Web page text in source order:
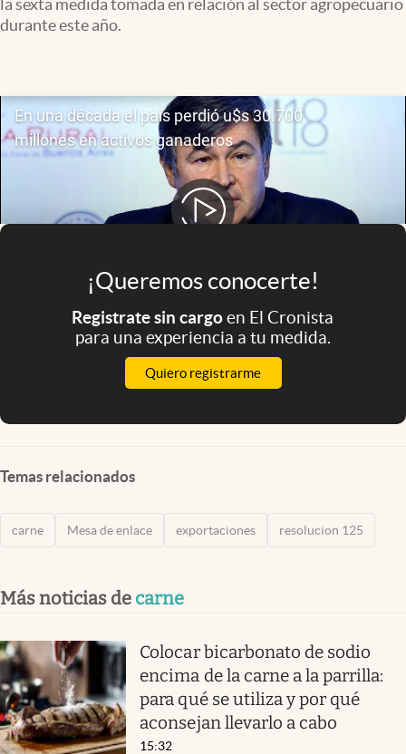
Infotechnology
Mundial 2026
Eventos Corporativos
Mediakit
Argentina
la sexta medida tomada en relación al sector agropecuario
durante este año.
¡Queremos conocerte!
Registrate sin cargoen El Cronista
para una experiencia a tu medida.
Quiero registrarme
Temas relacionados
carne Mesa de enlace exportaciones resolucion 125
Más noticias de carne
Colocar bicarbonato de sodio
encima de la carne a la parrilla:
para qué se utiliza y por qué
aconsejan llevarlo a cabo
15:32